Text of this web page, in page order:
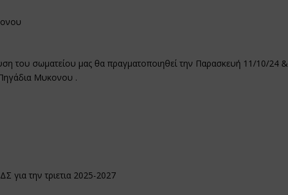
του σωματείου μας θα πραγματοποιηθεί την Παρασκευή 11/10/24 &
Πηγάδια Μυκονου .
για την τριετια 2025-2027